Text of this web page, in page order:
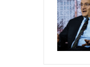
Chu kỳ
đông
Marks